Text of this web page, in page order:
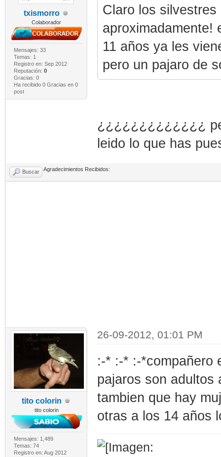
txismorro
Colaborador
Mensajes: 33
Temas: 1
Registro en: Sep 2012
Reputación: 0
Gracias: 0
Ha recibido 0 Gracias en 0
post
Claro los
aproximadamente!
11 años ya les
pero un pajaro de
¿¿¿¿¿¿¿¿¿¿¿¿¿
leido lo que has
Buscar Agradecimientos Recibidos:
tito colorin
tito colorin
Mensajes: 1,489
Temas: 74
Registro en: Aug 2012
26-09-2012, 01:01 PM
:-* :-* :-*compañero
pajaros son
tambien que hay
otras a los 14 años